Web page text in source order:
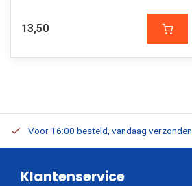
13,50
Voor 16:00 besteld, vandaag verzonden
Klantenservice